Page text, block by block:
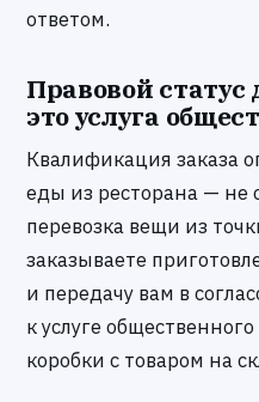
ответом.
Правовой статус
это услуга
Квалификация заказа
еды из ресторана — не
перевозка вещи из
заказываете
и передачу вам в
к услуге
коробки с товаром на